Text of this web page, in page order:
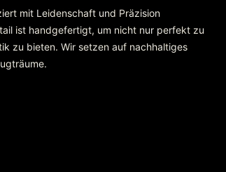
mit Leidenschaft und Präzision
ist handgefertigt, um nicht nur perfekt zu
zu bieten. Wir setzen auf nachhaltiges